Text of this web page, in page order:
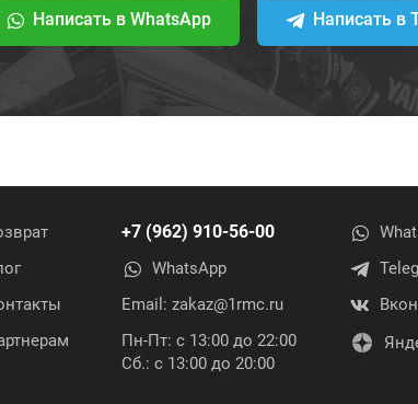
Написать в WhatsApp Написать в
+7 (962) 910-56-00
WhatsApp
Email: zakaz@1rmc.ru
Пн-Пт: с 13:00 до 22:00
Сб.: с 13:00 до 20:00